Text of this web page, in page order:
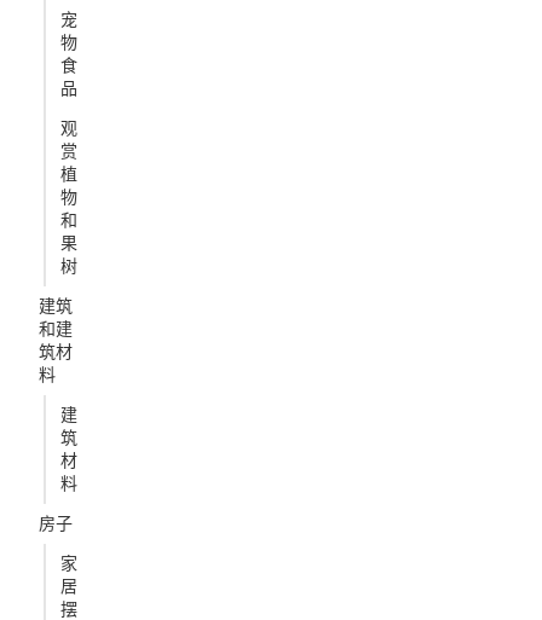
宠
物
食
品
观
赏
植
物
和
果
树
建筑
和建
筑材
料
建
筑
材
料
房子
家
居
摆